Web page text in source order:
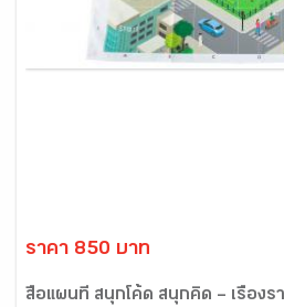
ราคา 850 บาท
สื่อแผนที่ สนุกโค้ด สนุกคิด – เรื่องรา